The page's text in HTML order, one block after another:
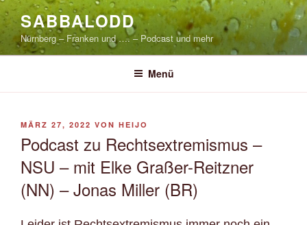
Zum
Inhalt
springen
SABBALODD
Nürnberg – Franken und …. – Podcast und mehr
Menü
VERÖFFENTLICHT
MÄRZ 27, 2022 VON HEIJO
Podcast zu Rechtsextremismus –
NSU – mit Elke Graßer-Reitzner
(NN) – Jonas Miller (BR)